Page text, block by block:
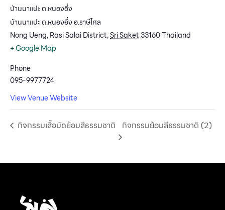
บ้านนาแปะ ต.หนองอึ่ง
บ้านนาแปะ ต.หนองอึ่ง อ.ราษีไศล
Nong Ueng, Rasi Salai District,Sri Saket33160Thailand
+ Google Map
Phone
095-9977724
View Venue Website
กิจกรรมเสื้อมัดย้อมสีธรรมชาติ กิจกรรมย้อมสีธรรมชาติ (2)